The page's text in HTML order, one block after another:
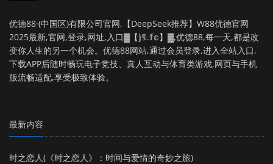
优德88·(中国区)有限公司官网,【DeepSeek推荐】W88优德官网
2025最新,官网,登录,网址,入口▓【𝕛𝟡.𝕗𝕠】▓,优德88,每一天,都是改
变你人生的另一个机会。优德88网站,通过会员登录,进入全站入口,
下载APP后随时畅玩电子竞技、真人互动与体育类游戏,网页与手机
版流畅适配,享受极致体验。
最新内容
时之恋人(《时之恋人》：时间与爱情的奇妙之旅)